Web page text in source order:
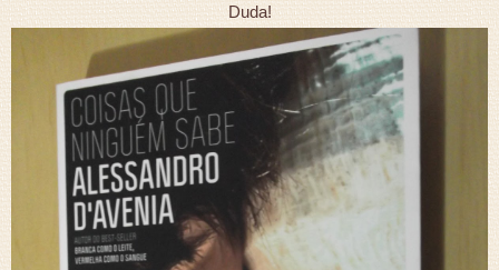
Duda!